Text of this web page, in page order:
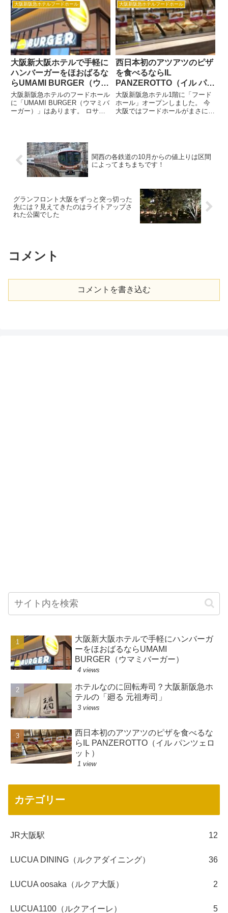
大阪新阪急ホテルフードホール
大阪新大阪ホテルで手軽に
ハンバーガーをほおばるな
らUMAMI BURGER（ウマ
ミバーガー）
大阪新阪急ホテルのフードホール
に「UMAMI BURGER（ウマミバ
ーガー）」はあります。 ロサン
う噂のバーガーショップです。
大阪は国内5店舗目。...
大阪新阪急ホテルフードホール
西日本初のアツアツのピザ
を食べるならIL
PANZEROTTO（イル パン
ツェロット）
大阪新阪急ホテル1階に「フード
ホール」オープンしました。 今
大阪ではフードホールがまさに全
ドホール」、そして、2019年...
関西の各鉄道の10月からの値上りは区間
によってまちまちです！
グランフロント大阪をずっと突っ切った
先には？見えてきたのはライトアップさ
れた公園でした
コメント
コメントを書き込む
大阪新大阪ホテルで手軽にハンバーガ
ーをほおばるならUMAMI
BURGER（ウマミバーガー）
4 views
ホテルなのに回転寿司？大阪新阪急ホ
テルの「廻る 元祖寿司」
3 views
西日本初のアツアツのピザを食べるな
らIL PANZEROTTO（イル パンツェロ
ット）
1 view
カテゴリー
JR大阪駅 12
LUCUA DINING（ルクアダイニング） 36
LUCUA oosaka（ルクア大阪） 2
LUCUA1100（ルクアイーレ） 5